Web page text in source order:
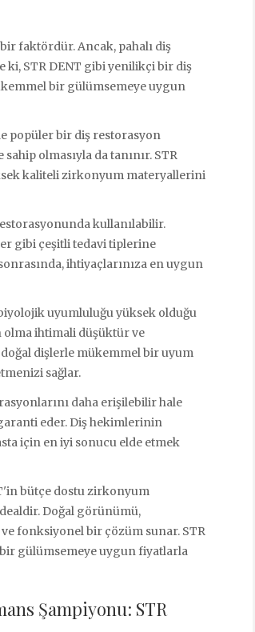
faktördür. Ancak, pahalı diş
ki, STR DENT gibi yenilikçi bir diş
bir gülümsemeye uygun
popüler bir diş restorasyon
olmasıyla da tanınır. STR
kaliteli zirkonyum materyallerini
kullanılabilir.
gibi çeşitli tedavi tiplerine
ihtiyaçlarınıza en uygun
uyumluluğu yüksek olduğu
olma ihtimali düşüktür ve
dişlerle mükemmel bir uyum
sağlar.
daha erişilebilir hale
eder. Diş hekimlerinin
için en iyi sonucu elde etmek
bütçe dostu zirkonyum
Doğal görünümü,
fonksiyonel bir çözüm sunar. STR
gülümsemeye uygun fiyatlarla
Şampiyonu: STR